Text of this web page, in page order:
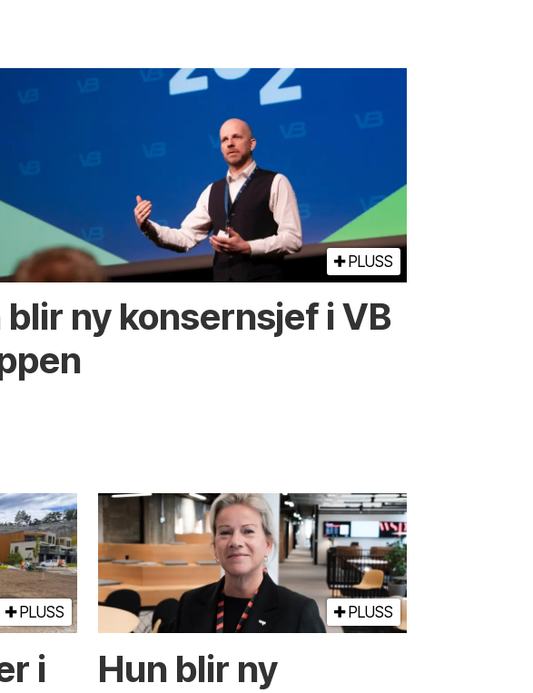
PLUSS
blir ny konsernsjef i VB
PLUSS
i
PLUSS
Hun blir ny